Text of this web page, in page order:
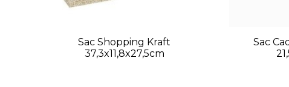
Sac Shopping Kraft
37,3x11,8x27,5cm
Sac